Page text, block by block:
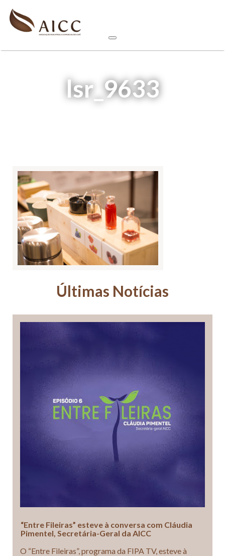
lsr_9633
Últimas Notícias
“Entre Fileiras” esteve à conversa com Cláudia
Pimentel, Secretária-Geral da AICC
O “Entre Fileiras”, programa da FIPA TV, esteve à